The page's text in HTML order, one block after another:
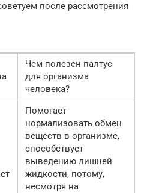
после рассмотрения
Чем полезен палтус
для организма
человека?
Помогает
нормализовать обмен
веществ в организме,
способствует
выведению лишней
жидкости, потому,
несмотря на